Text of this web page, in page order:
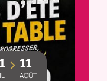
11
AOÛT